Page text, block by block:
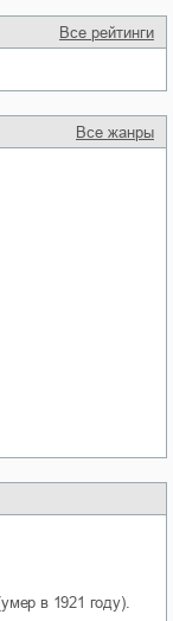
Все рейтинги
Все жанры
в 1921 году).